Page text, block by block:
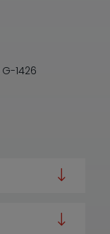
G-1426